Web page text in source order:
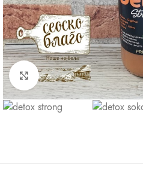
Kliknite za uvećanje